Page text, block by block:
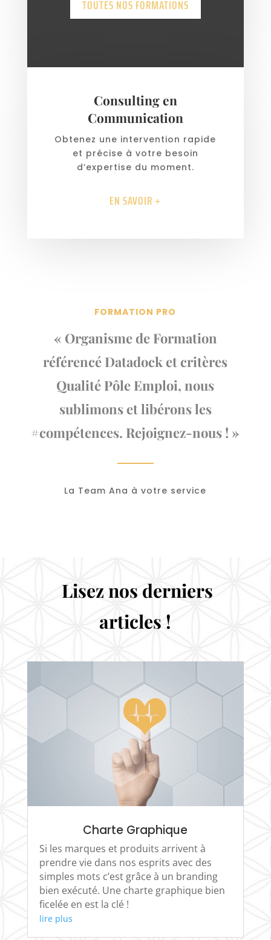
TOUTES NOS FORMATIONS
Consulting en
Communication
Obtenez une intervention rapide
et précise à votre besoin
d’expertise du moment.
EN SAVOIR +
FORMATION PRO
« Organisme de Formation
référencé Datadock et critères
Qualité Pôle Emploi, nous
sublimons et libérons les
#compétences. Rejoignez-nous ! »
La Team Ana à votre service
Lisez nos derniers
articles !
Charte Graphique
Si les marques et produits arrivent à
prendre vie dans nos esprits avec des
simples mots c’est grâce à un branding
bien exécuté. Une charte graphique bien
ficelée en est la clé !
lire plus